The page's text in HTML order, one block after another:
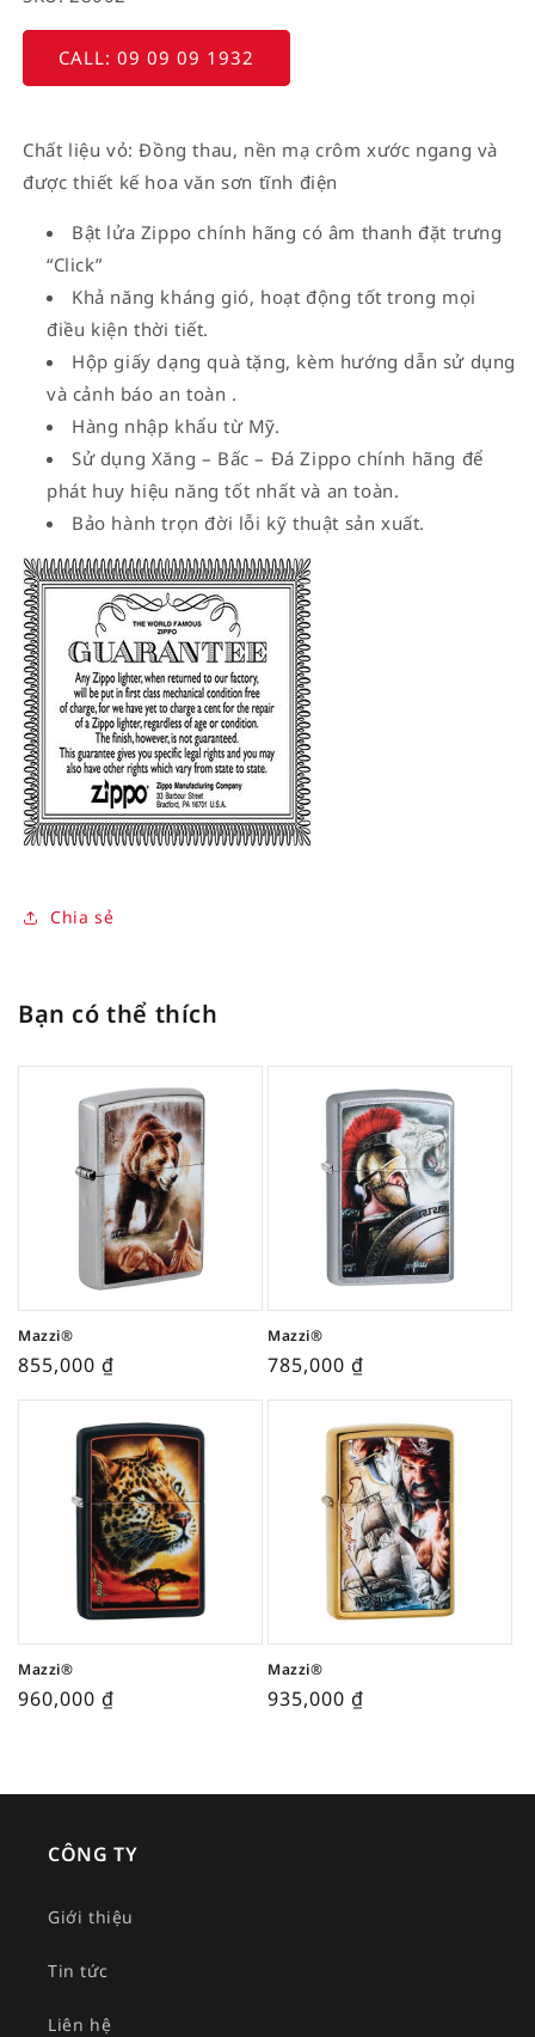
CALL: 09 09 09 1932
Chất liệu vỏ: Đồng thau, nền mạ crôm xước ngang và
được thiết kế hoa văn sơn tĩnh điện
Bật lửa Zippo chính hãng có âm thanh đặt trưng
“Click”
Khả năng kháng gió, hoạt động tốt trong mọi
điều kiện thời tiết.
Hộp giấy dạng quà tặng, kèm hướng dẫn sử dụng
và cảnh báo an toàn .
Hàng nhập khẩu từ Mỹ.
Sử dụng Xăng – Bấc – Đá Zippo chính hãng để
phát huy hiệu năng tốt nhất và an toàn.
Bảo hành trọn đời lỗi kỹ thuật sản xuất.
Chia sẻ
Bạn có thể thích
Mazzi®
855,000 ₫
Mazzi®
785,000 ₫
Mazzi®
960,000 ₫
Mazzi®
935,000 ₫
CÔNG TY
Giới thiệu
Tin tức
Liên hệ